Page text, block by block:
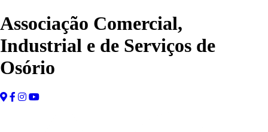
Associação Comercial,
Industrial e de Serviços de
Osório